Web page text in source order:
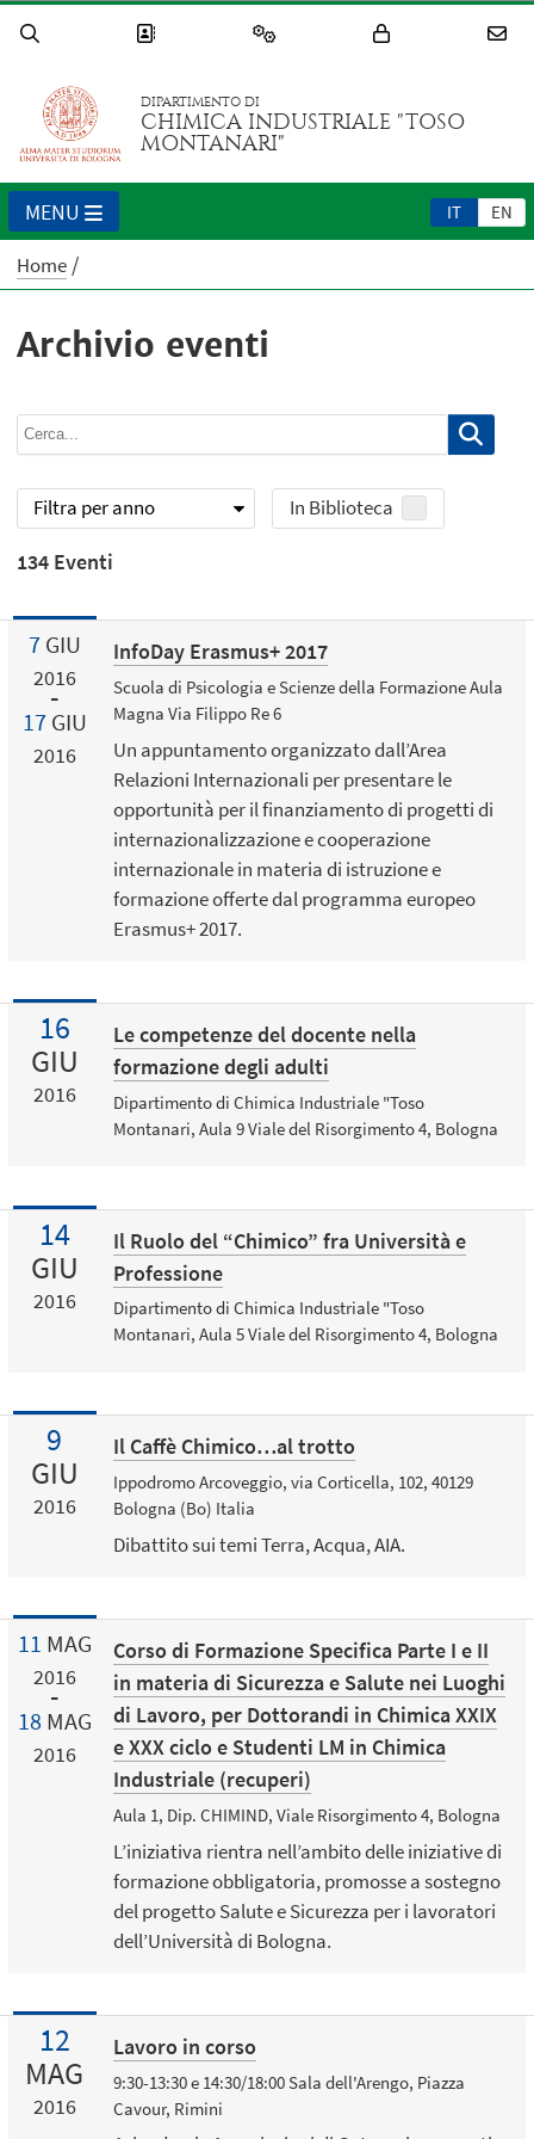
DIPARTIMENTO DI
CHIMICA INDUSTRIALE "TOSO
MONTANARI"
IT EN
MENU
Home
Archivio eventi
Filtra per anno In Biblioteca
134 Eventi
7 GIU
2016
17 GIU
2016
InfoDay Erasmus+ 2017
Scuola di Psicologia e Scienze della Formazione Aula
Magna Via Filippo Re 6
Un appuntamento organizzato dall’Area
Relazioni Internazionali per presentare le
opportunità per il finanziamento di progetti di
internazionalizzazione e cooperazione
internazionale in materia di istruzione e
formazione offerte dal programma europeo
Erasmus+ 2017.
16
GIU
2016
Le competenze del docente nella
formazione degli adulti
Dipartimento di Chimica Industriale "Toso
Montanari, Aula 9 Viale del Risorgimento 4, Bologna
14
GIU
2016
Il Ruolo del “Chimico” fra Università e
Professione
Dipartimento di Chimica Industriale "Toso
Montanari, Aula 5 Viale del Risorgimento 4, Bologna
9
GIU
2016
Il Caffè Chimico…al trotto
Ippodromo Arcoveggio, via Corticella, 102, 40129
Bologna (Bo) Italia
Dibattito sui temi Terra, Acqua, AIA.
11 MAG
2016
18 MAG
2016
Corso di Formazione Specifica Parte I e II
in materia di Sicurezza e Salute nei Luoghi
di Lavoro, per Dottorandi in Chimica XXIX
e XXX ciclo e Studenti LM in Chimica
Industriale (recuperi)
Aula 1, Dip. CHIMIND, Viale Risorgimento 4, Bologna
L’iniziativa rientra nell’ambito delle iniziative di
formazione obbligatoria, promosse a sostegno
del progetto Salute e Sicurezza per i lavoratori
dell’Università di Bologna.
12
MAG
2016
Lavoro in corso
9:30-13:30 e 14:30/18:00 Sala dell'Arengo, Piazza
Cavour, Rimini